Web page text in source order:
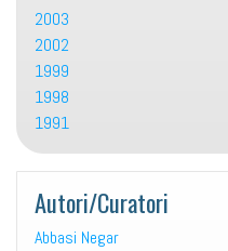
2003
2002
1999
1998
1991
Autori/Curatori
Abbasi Negar